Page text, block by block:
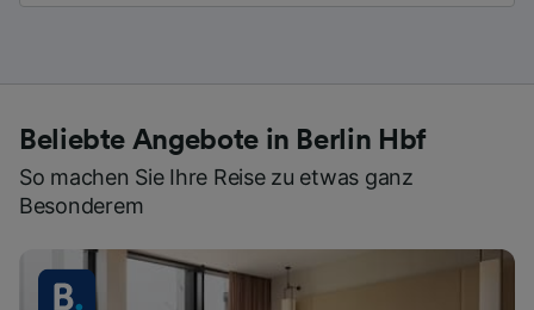
Beliebte Angebote in Berlin Hbf
So machen Sie Ihre Reise zu etwas ganz
Besonderem